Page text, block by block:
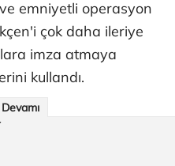
emniyetli operasyon
çok daha ileriye
imza atmaya
kullandı.